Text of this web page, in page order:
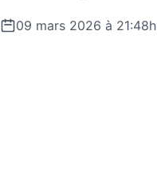
09 mars 2026 à 21:48h